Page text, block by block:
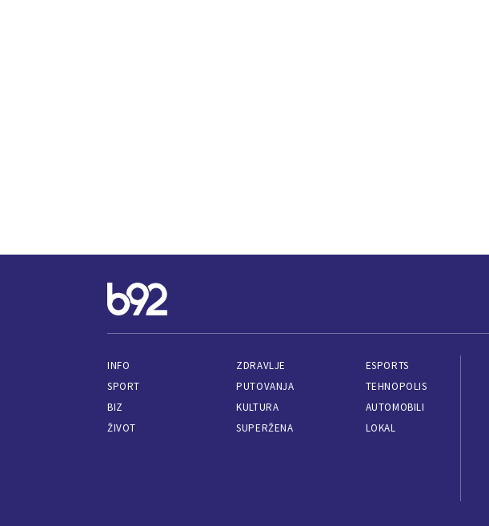
INFO
SPORT
BIZ
ŽIVOT
ZDRAVLJE
PUTOVANJA
KULTURA
SUPERŽENA
ESPORTS
TEHNOPOLIS
AUTOMOBILI
LOKAL